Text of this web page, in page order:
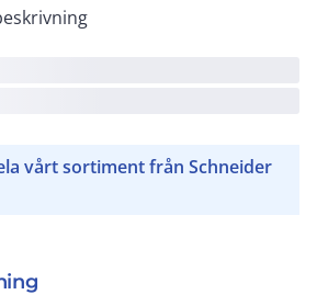
vårt sortiment från Schneider